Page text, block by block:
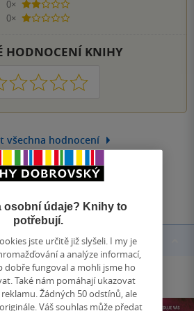
0×
2 hvězdičky
0×
1 hvezdička
HODNOCENÍ KNIHY
2 3 4 5
všechna hodnocení
Přidat hodnocení
osobní údaje? Knihy to
potřebují.
jste určitě již slyšeli. I my je
a analýze informací,
dobře fungoval a mohli jsme ho
Také nám pomáhají ukazovat
reklamu. Žádných 50 odstínů, ale
Váš souhlas může předat